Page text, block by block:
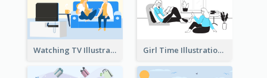
Watching TV Illustration Girl Time Illustration